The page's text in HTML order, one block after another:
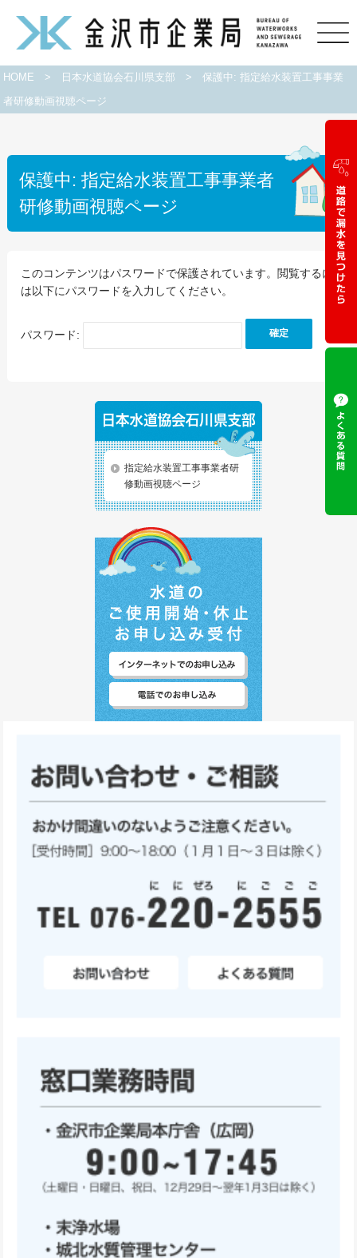
HOME > 日本水道協会石川県支部 >保護中: 指定給水装置工事事業
者研修動画視聴ページ
保護中: 指定給水装置工事事業者
研修動画視聴ページ
このコンテンツはパスワードで保護されています。閲覧するに
は以下にパスワードを入力してください。
パスワード:
指定給水装置工事事業者研
修動画視聴ページ